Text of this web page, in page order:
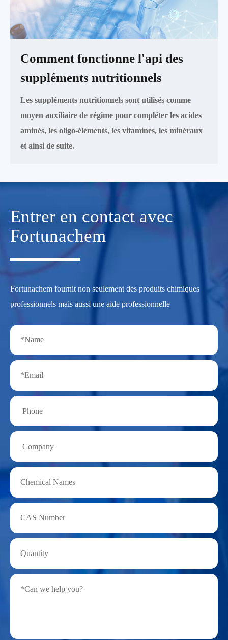
Comment fonctionne l'api des
suppléments nutritionnels
Les suppléments nutritionnels sont utilisés comme
moyen auxiliaire de régime pour compléter les acides
aminés, les oligo-éléments, les vitamines, les minéraux
et ainsi de suite.
Entrer en contact avec
Fortunachem
Fortunachem fournit non seulement des produits chimiques
professionnels mais aussi une aide professionnelle